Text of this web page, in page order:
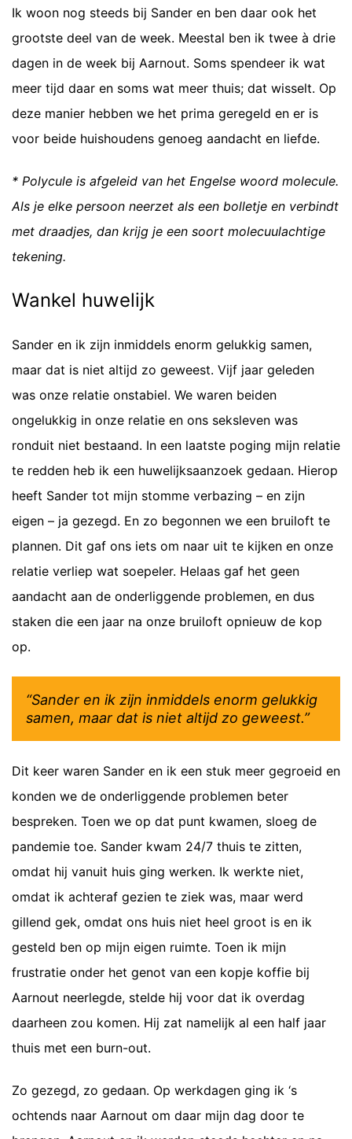
Ik woon nog steeds bij Sander en ben daar ook het
grootste deel van de week. Meestal ben ik twee à drie
dagen in de week bij Aarnout. Soms spendeer ik wat
meer tijd daar en soms wat meer thuis; dat wisselt. Op
deze manier hebben we het prima geregeld en er is
voor beide huishoudens genoeg aandacht en liefde.
* Polycule is afgeleid van het Engelse woord molecule.
Als je elke persoon neerzet als een bolletje en verbindt
met draadjes, dan krijg je een soort molecuulachtige
tekening.
Wankel huwelijk
Sander en ik zijn inmiddels enorm gelukkig samen,
maar dat is niet altijd zo geweest. Vijf jaar geleden
was onze relatie onstabiel. We waren beiden
ongelukkig in onze relatie en ons seksleven was
ronduit niet bestaand. In een laatste poging mijn relatie
te redden heb ik een huwelijksaanzoek gedaan. Hierop
heeft Sander tot mijn stomme verbazing – en zijn
eigen – ja gezegd. En zo begonnen we een bruiloft te
plannen. Dit gaf ons iets om naar uit te kijken en onze
relatie verliep wat soepeler. Helaas gaf het geen
aandacht aan de onderliggende problemen, en dus
staken die een jaar na onze bruiloft opnieuw de kop
op.
“Sander en ik zijn inmiddels enorm gelukkig
samen, maar dat is niet altijd zo geweest.”
Dit keer waren Sander en ik een stuk meer gegroeid en
konden we de onderliggende problemen beter
bespreken. Toen we op dat punt kwamen, sloeg de
pandemie toe. Sander kwam 24/7 thuis te zitten,
omdat hij vanuit huis ging werken. Ik werkte niet,
omdat ik achteraf gezien te ziek was, maar werd
gillend gek, omdat ons huis niet heel groot is en ik
gesteld ben op mijn eigen ruimte. Toen ik mijn
frustratie onder het genot van een kopje koffie bij
Aarnout neerlegde, stelde hij voor dat ik overdag
daarheen zou komen. Hij zat namelijk al een half jaar
thuis met een burn-out.
Zo gezegd, zo gedaan. Op werkdagen ging ik ‘s
ochtends naar Aarnout om daar mijn dag door te